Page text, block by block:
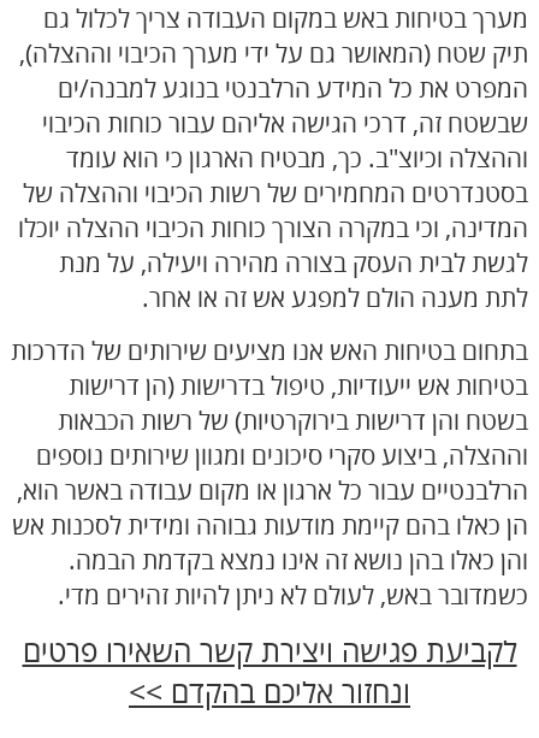
מערך בטיחות באש במקום העבודה צריך לכלול גם
תיק שטח (המאושר גם על ידי מערך הכיבוי וההצלה),
המפרט את כל המידע הרלבנטי בנוגע למבנה/ים
שבשטח זה, דרכי הגישה אליהם עבור כוחות הכיבוי
וההצלה וכיוצ"ב. כך, מבטיח הארגון כי הוא עומד
בסטנדרטים המחמירים של רשות הכיבוי וההצלה של
המדינה, וכי במקרה הצורך כוחות הכיבוי ההצלה יוכלו
לגשת לבית העסק בצורה מהירה ויעילה, על מנת
לתת מענה הולם למפגע אש זה או אחר.
בתחום בטיחות האש אנו מציעים שירותים של הדרכות
בטיחותאש ייעודיות, טיפול בדרישות (הן דרישות
בשטח והן דרישות בירוקרטיות) של רשות הכבאות
וההצלה, ביצוע סקרי סיכונים ומגוון שירותים נוספים
הרלבנטיים עבור כל ארגון או מקום עבודה באשר הוא,
הן כאלו בהם קיימת מודעות גבוהה ומידית לסכנות אש
והן כאלו בהן נושא זה אינו נמצא בקדמת הבמה.
כשמדובר באש, לעולם לא ניתן להיות זהירים מדי.
לקביעת פגישה ויצירת קשר השאירו פרטים
ונחזור אליכם בהקדם >>